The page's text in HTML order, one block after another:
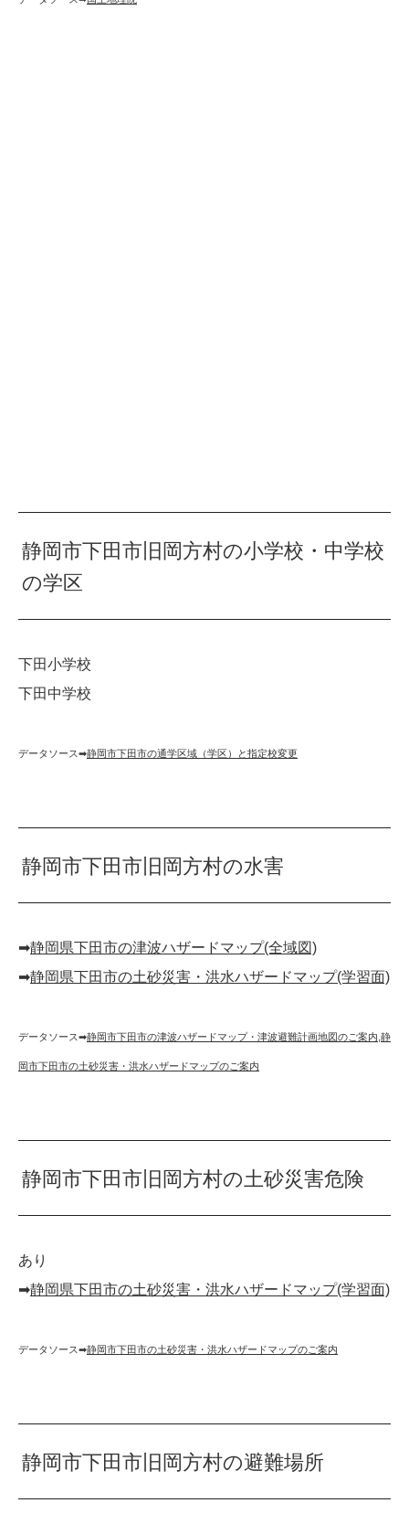
静岡市下田市旧岡方村の小学校・中学校
の学区
下田小学校
下田中学校
データソース➡︎静岡市下田市の通学区域（学区）と指定校変更
静岡市下田市旧岡方村の水害
➡︎静岡県下田市の津波ハザードマップ(全域図)
➡︎静岡県下田市の土砂災害・洪水ハザードマップ(学習面)
データソース➡︎静岡市下田市の津波ハザードマップ・津波避難計画地図のご案内 静
岡市下田市の土砂災害・洪水ハザードマップのご案内
静岡市下田市旧岡方村の土砂災害危険
あり
➡︎静岡県下田市の土砂災害・洪水ハザードマップ(学習面)
データソース➡︎静岡市下田市の土砂災害・洪水ハザードマップのご案内
静岡市下田市旧岡方村の避難場所